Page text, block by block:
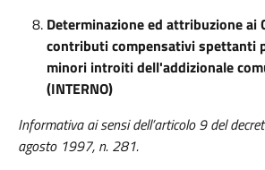
Determinazione ed attribuzione ai
contributi compensativi spettanti
minori introiti dell'addizionale
(INTERNO)
Informativa ai sensi dell’articolo 9 del
agosto 1997, n. 281.